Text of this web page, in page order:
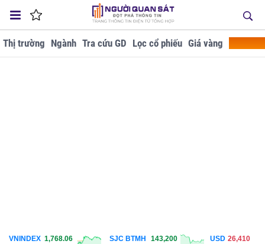
Thị trường Ngành Tra cứu GD Lọc cổ phiếu Giá vàng
VNINDEX 1,768.06
SJC BTMH
143,200
USD 26,410